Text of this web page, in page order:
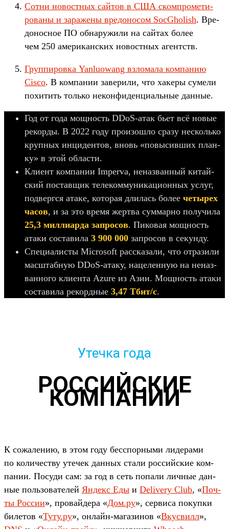
Сот­ни новос­тных сай­тов в США ском­про­мети­
рова­ны и зараже­ны вре­доно­сом SocGholish. Вре­
донос­ное ПО обна­ружи­ли на сай­тах более
чем 250 аме­рикан­ских новос­тных агентств.
Груп­пиров­ка Yanluowang взло­мала ком­панию
Cisco. В ком­пании завери­ли, что хакеры сумели
похитить толь­ко некон­фиден­циаль­ные дан­ные.
Год от года мощ­ность DDoS-атак бьет всё новые
рекор­ды. В 2022 году про­изош­ло сра­зу нес­коль­ко
круп­ных инци­ден­тов, вновь «повысив­ших план­
ку» в этой области.
Кли­ент ком­пании Imperva, неназ­ванный китай­
ский пос­тавщик телеком­муника­цион­ных услуг,
под­вер­гся ата­ке, которая дли­лась более че­тырех
часов, и за это вре­мя жер­тва сум­марно получи­ла
25,3 мил­лиар­да зап­росов. Пиковая мощ­ность
ата­ки сос­тавила 3 900 000 зап­росов в секун­ду.
Спе­циалис­ты Microsoft рас­ска­зали, что отра­зили
мас­штаб­ную DDoS-ата­ку, нацелен­ную на неназ­
ванно­го кли­ента Azure из Азии. Мощ­ность ата­ки
сос­тавила рекор­дные 3,47 Тбит/с.
Утечка года
РОССИЙСКИЕ
КОМПАНИИ
К сожале­нию, в этом году бес­спор­ными лидера­ми
по количес­тву уте­чек дан­ных ста­ли рос­сий­ские ком­
пании. Посуди сам: за год в сеть попали лич­ные дан­
ные поль­зовате­лей Ян­декс Еды и Delivery Club, «Поч­
ты Рос­сии», про­вай­дера «Дом.ру», сер­виса покуп­ки
билетов «Ту­ту.ру», онлайн‑магази­нов «Вкус­вилл»,